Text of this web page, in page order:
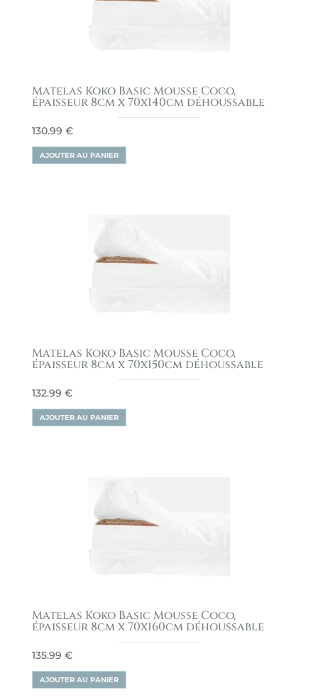
Matelas Koko Basic Mousse Coco,
épaisseur 8cm x 70x140cm déhoussable
130.99 €
AJOUTER AU PANIER
Matelas Koko Basic Mousse Coco,
épaisseur 8cm x 70x150cm déhoussable
132.99 €
AJOUTER AU PANIER
Matelas Koko Basic Mousse Coco,
épaisseur 8cm x 70x160cm déhoussable
135.99 €
AJOUTER AU PANIER